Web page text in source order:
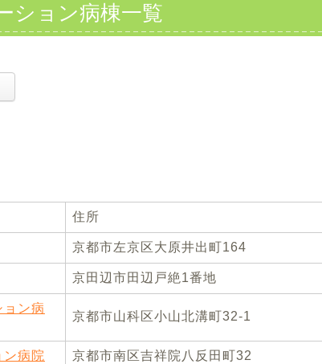
ション病棟一覧
住所
京都市左京区大原井出町164
京田辺市田辺戸絶1番地
ン病
京都市山科区小山北溝町32-1
病院 京都市南区吉祥院八反田町32